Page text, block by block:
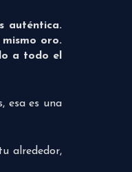
auténtica.
oro.
a todo el
esa es una
alrededor,